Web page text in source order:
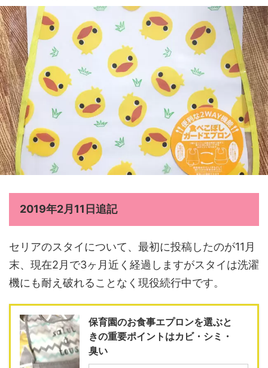
2019年2月11日追記
セリアのスタイについて、最初に投稿したのが11月
末、現在2月で3ヶ月近く経過しますがスタイは洗濯
機にも耐え破れることなく現役続行中です。
保育園のお食事エプロンを選ぶと
きの重要ポイントはカビ・シミ・
臭い